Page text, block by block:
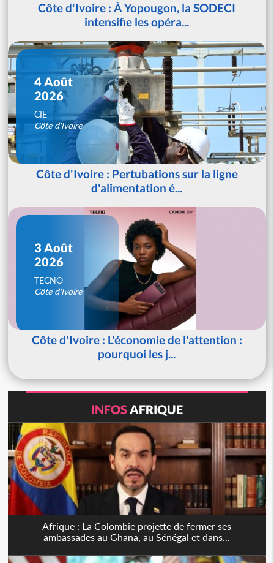
Côte d'Ivoire : À Yopougon, la SODECI
intensifie les opéra...
4 Août
2026
CIE
Côte d'Ivoire
Côte d'Ivoire : Pertubations sur la ligne
d'alimentation é...
3 Août
2026
TECNO
Côte d'Ivoire
Côte d'Ivoire : L'économie de l'attention :
pourquoi les j...
INFOSAFRIQUE
Afrique : La Colombie projette de fermer ses
ambassades au Ghana, au Sénégal et dans...